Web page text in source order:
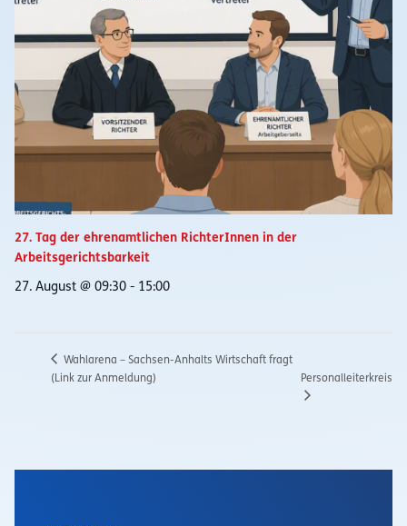
27. Tag der ehrenamtlichen RichterInnen in der
Arbeitsgerichtsbarkeit
27. August @ 09:30 - 15:00
Wahlarena – Sachsen-Anhalts Wirtschaft fragt
(Link zur Anmeldung)
Personalleiterkreis